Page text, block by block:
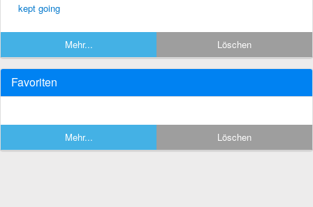
kept going
Mehr... Löschen
Favoriten
Mehr... Löschen